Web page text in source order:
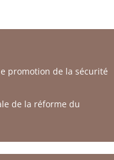
promotion de la sécurité
de la réforme du